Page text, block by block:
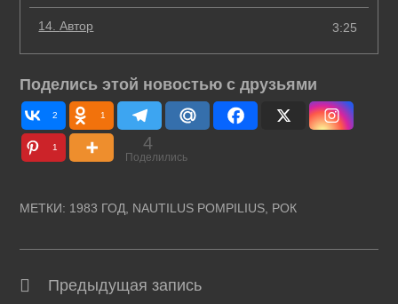
14.Автор 3:25
Поделись этой новостью с друзьями
2 1
1 4
Поделились
МЕТКИ: 1983 ГОД, NAUTILUS POMPILIUS, РОК
ЧитатьПредыдущая запись